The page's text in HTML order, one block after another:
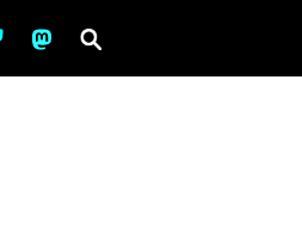
bsky ms